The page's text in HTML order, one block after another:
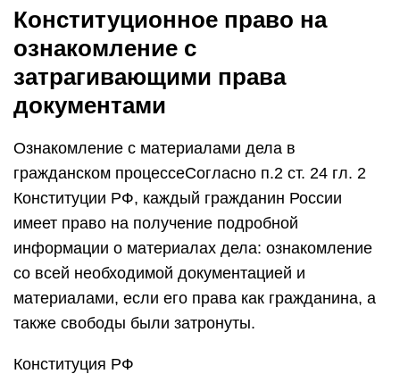
Конституционное право на
ознакомление с
затрагивающими права
документами
Ознакомление с материалами дела в
гражданском процессеСогласно п.2 ст. 24 гл. 2
Конституции РФ, каждый гражданин России
имеет право на получение подробной
информации о материалах дела: ознакомление
со всей необходимой документацией и
материалами, если его права как гражданина, а
также свободы были затронуты.
Конституция РФ